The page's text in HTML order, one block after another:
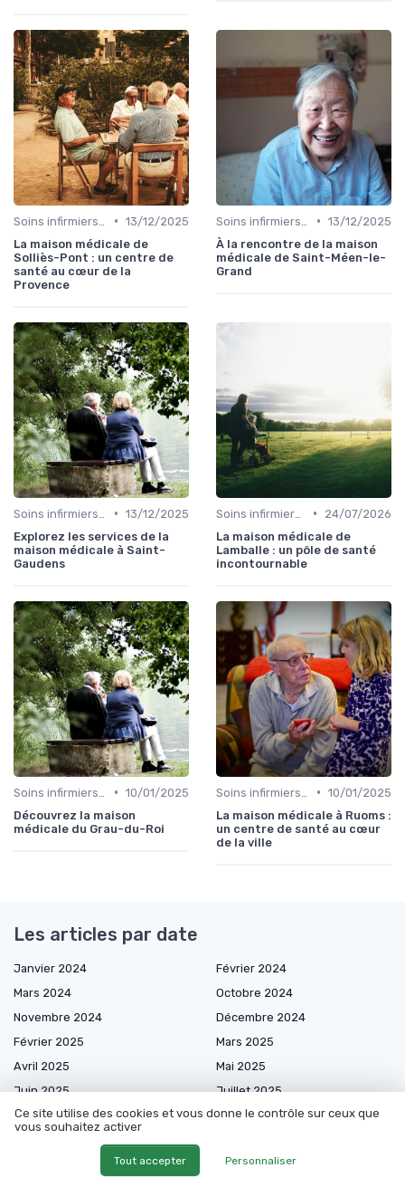
• 13/12/2025
La maison médicale de
Solliès-Pont : un centre de
santé au cœur de la
Provence
• 13/12/2025
À la rencontre de la maison
médicale de Saint-Méen-le-
Grand
• 13/12/2025
Explorez les services de la
maison médicale à Saint-
Gaudens
•
24/07/2026
La maison médicale de
Lamballe : un pôle de santé
incontournable
• 10/01/2025
Découvrez la maison
médicale du Grau-du-Roi
• 10/01/2025
La maison médicale à Ruoms :
un centre de santé au cœur
de la ville
Les articles par date
Janvier 2024
Février 2024
Mars 2024
Octobre 2024
Novembre 2024
Décembre 2024
Février 2025
Mars 2025
Avril 2025
Mai 2025
Juin 2025
Juillet 2025
Août 2025
Septembre 2025
Janvier 2026
Ce site utilise des cookies et vous donne le contrôle sur ceux que
vous souhaitez activer
Tout accepter Personnaliser